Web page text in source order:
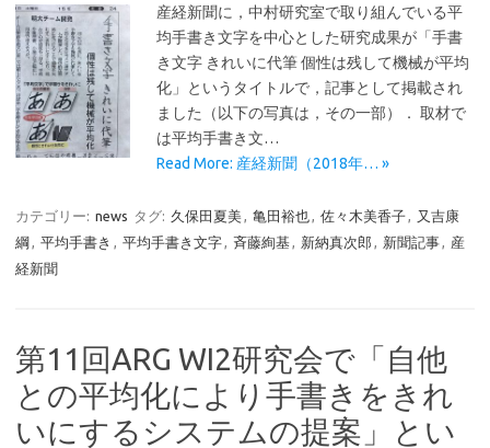
産経新聞に，中村研究室で取り組んでいる平
均手書き文字を中心とした研究成果が「手書
き文字 きれいに代筆 個性は残して機械が平均
化」というタイトルで，記事として掲載され
ました（以下の写真は，その一部）． 取材で
は平均手書き文…
Read More: 産経新聞（2018年… »
カテゴリー: news タグ: 久保田夏美, 亀田裕也, 佐々木美香子, 又吉康
綱 , 平均手書き , 平均手書き文字, 斉藤絢基, 新納真次郎 , 新聞記事, 産
経新聞
第11回ARG WI2研究会で「自他
との平均化により手書きをきれ
いにするシステムの提案」とい